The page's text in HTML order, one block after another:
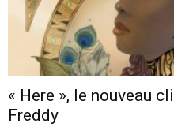
« Here », le nouveau
Freddy